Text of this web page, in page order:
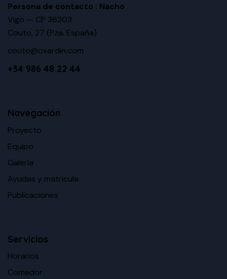
Persona de contacto : Nacho
Vigo — CP 36203
Couto, 27 (Pza. España)
couto@oxardin.com
+34 986 48 22 44
Navegación
Proyecto
Equipo
Galería
Ayudas y matricula
Publicaciones
Servicios
Horarios
Comedor